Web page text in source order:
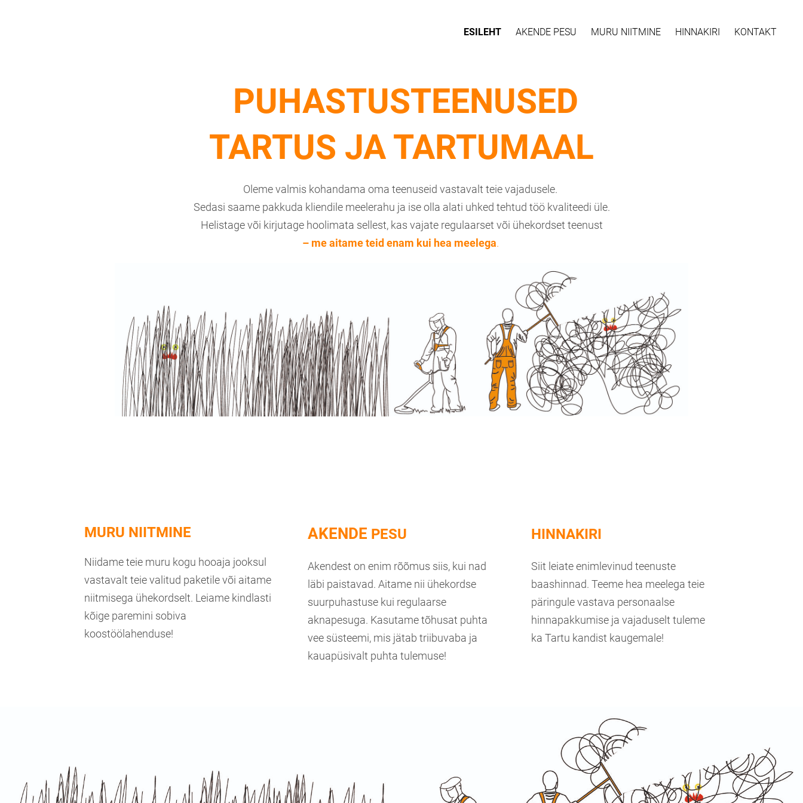
ESILEHT AKENDE PESU MURU NIITMINE HINNAKIRI KONTAKT
PUHASTUSTEENUSED
TARTUS JA TARTUMAAL
Oleme valmis kohandama oma teenuseid vastavalt teie vajadusele.
Sedasi saame pakkuda kliendile meelerahu ja ise olla alati uhked tehtud töö kvaliteedi üle.
Helistage või kirjutage hoolimata sellest, kas vajate regulaarset või ühekordset teenust
– me aitame teid enam kui hea meelega.
MURU NIITMINE
Niidame teie muru kogu hooaja jooksul
vastavalt teie valitud paketile või aitame
niitmisega ühekordselt. Leiame kindlasti
kõige paremini sobiva
koostöölahenduse!
AKENDE PESU
Akendest on enim rõõmus siis, kui nad
läbi paistavad. Aitame nii ühekordse
suurpuhastuse kui regulaarse
aknapesuga. Kasutame tõhusat puhta
vee süsteemi, mis jätab triibuvaba ja
kauapüsivalt puhta tulemuse!
HINNAKIRI
Siit leiate enimlevinud teenuste
baashinnad. Teeme hea meelega teie
päringule vastava personaalse
hinnapakkumise ja vajaduselt tuleme
ka Tartu kandist kaugemale!